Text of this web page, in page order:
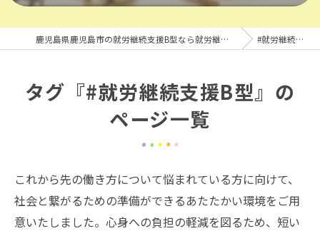
鹿児島県鹿児島市の就労継続支援B型なら就労継続支援B型事業所 なないろ #就労継続支援B型
タグ『#就労継続支援B型』の
ページ一覧
これから先の働き方について悩まれている方に向けて、
社会と繋がるための準備ができるあたたかい環境をご用
意いたしました。心身への負担の軽減を図るため、短い